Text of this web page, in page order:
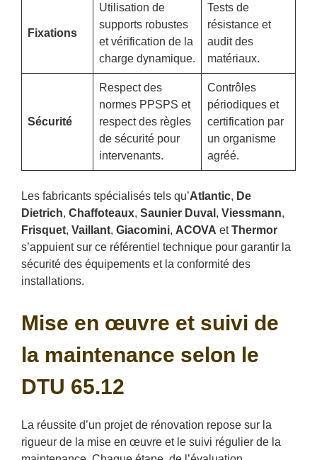
Fixations
Utilisation de
supports robustes
et vérification de la
charge dynamique.
Tests de
résistance et
audit des
matériaux.
Sécurité
Respect des
normes PPSPS et
respect des règles
de sécurité pour
intervenants.
Contrôles
périodiques et
certification par
un organisme
agréé.
Les fabricants spécialisés tels qu’Atlantic, De
Dietrich, Chaffoteaux, Saunier Duval , Viessmann,
Frisquet, Vaillant, Giacomini, ACOVA etThermor
s’appuient sur ce référentiel technique pour garantir la
sécurité des équipements et la conformité des
installations.
Mise en œuvre et suivi de
la maintenance selon le
DTU 65.12
La réussite d’un projet de rénovation repose sur la
rigueur de la mise en œuvre et le suivi régulier de la